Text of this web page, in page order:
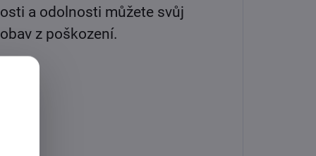
a odolnosti můžete svůj
z poškození.